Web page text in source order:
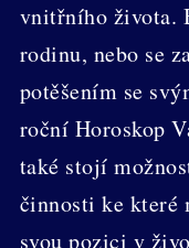
vnitřního života.
rodinu, nebo se
potěšením se
roční Horoskop
také stojí
činnosti ke které
svou pozici v